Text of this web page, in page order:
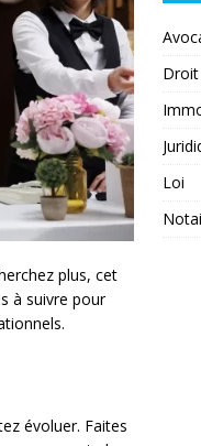
plus, cet
à suivre pour
évoluer. Faites
Droit
Loi